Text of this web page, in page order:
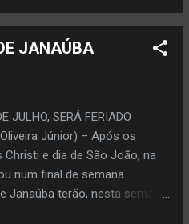
do ex-presidente Lula). O
Neto, do curso Engenharia da
Minas Gerais, a destinação de
Interno Bruto) nacional
de Minas para a
ocorreram discussões
a assuntos que envolvem a
uma maneira geral, sobretudo
JANAÚBA
JULHO, SERÁ FERIADO
Júnior) – Após os
e dia de São João, na
num final de semana
Janaúba terão, nesta semana,